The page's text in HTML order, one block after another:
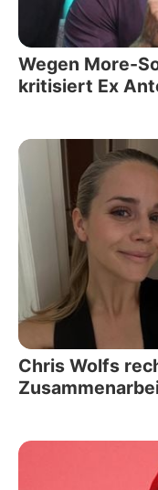
Wegen More-
kritisiert Ex
Chris Wolfs